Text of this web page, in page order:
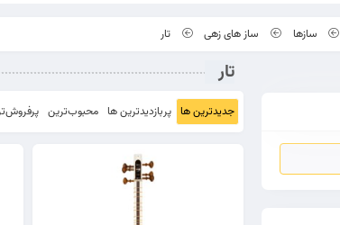
سازها ساز های زهی تار
تار
جدیدترین ها پربازدیدترین ها محبوب‌‌ترین